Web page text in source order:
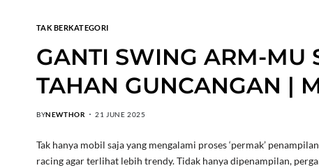
TAK BERKATEGORI
GANTI SWING ARM-MU
TAHAN GUNCANGAN |
BYNEWTHOR 21 JUNE 2025
Tak hanya mobil saja yang mengalami proses ‘permak’
racing agar terlihat lebih trendy. Tidak hanya dipenampilan,